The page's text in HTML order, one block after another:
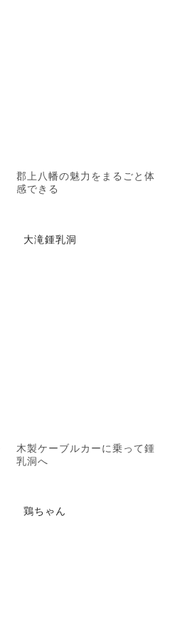
郡上八幡の魅力をまるごと体
感できる
大滝鍾乳洞
木製ケーブルカーに乗って鍾
乳洞へ
鶏ちゃん